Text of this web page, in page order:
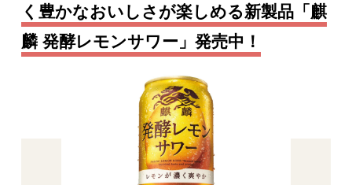
く豊かなおいしさが楽しめる新製品「麒
麟 発酵レモンサワー」発売中！